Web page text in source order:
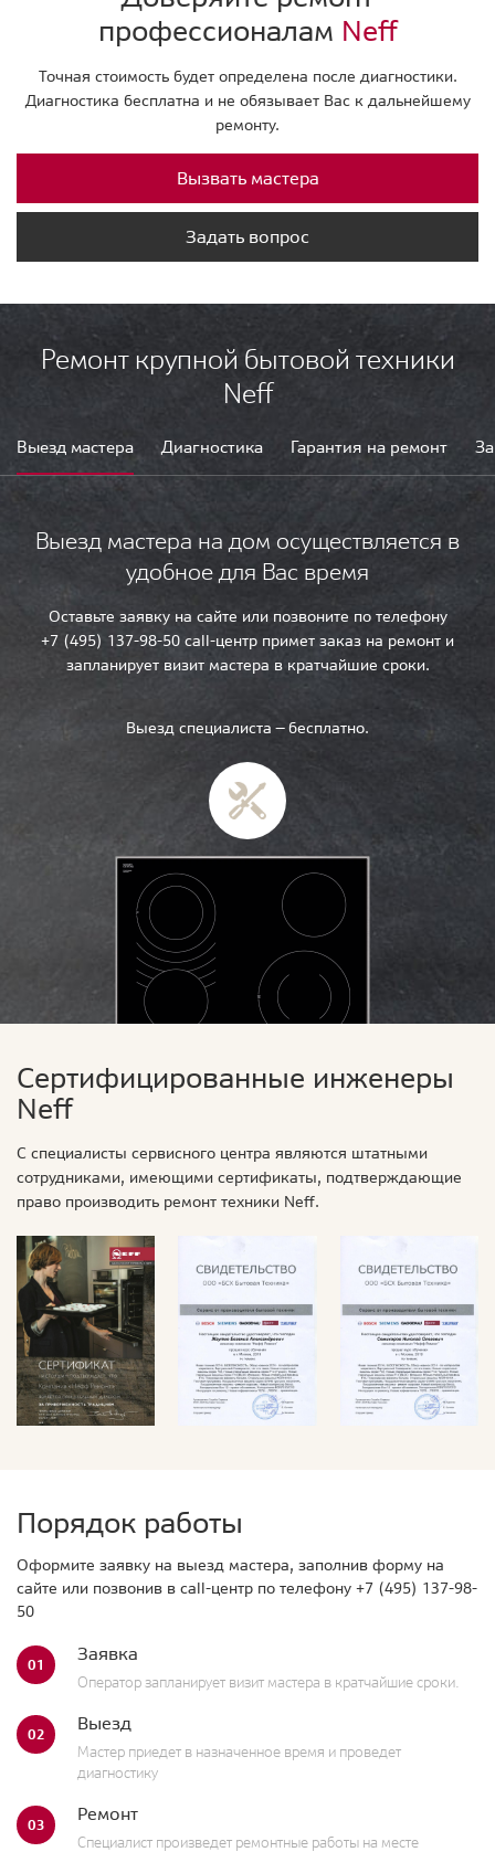
профессионалам Neff
Точная стоимость будет определена после диагностики.
Диагностика бесплатна и не обязывает Вас к дальнейшему
ремонту.
Вызвать мастера
Задать вопрос
Ремонт крупной бытовой техники
Neff
Выезд мастера Диагностика Гарантия на ремонт
Выезд мастера на дом осуществляется в
удобное для Вас время
Оставьте заявку на сайте или позвоните по телефону
+7 (495) 137-98-50 call-центр примет заказ на ремонт и
запланирует визит мастера в кратчайшие сроки.
Выезд специалиста — бесплатно.
Сертифицированные инженеры
Neff
С специалисты сервисного центра являются штатными
сотрудниками, имеющими сертификаты, подтверждающие
право производить ремонт техники Neff.
Порядок работы
Оформите заявку на выезд мастера, заполнив форму на
сайте или позвонив в call-центр по телефону +7 (495) 137-98-
50
01 Заявка
Оператор запланирует визит мастера в кратчайшие сроки.
02 Выезд
Мастер приедет в назначенное время и проведет
диагностику
03 Ремонт
Специалист произведет ремонтные работы на месте